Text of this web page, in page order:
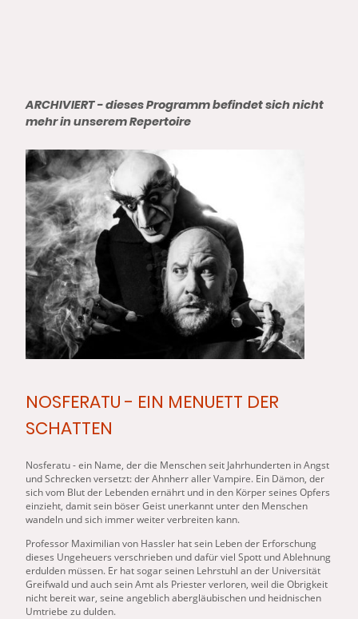
ARCHIVIERT - dieses Programm befindet sich nicht
mehr in unserem Repertoire
NOSFERATU - EIN MENUETT DER
SCHATTEN
Nosferatu - ein Name, der die Menschen seit Jahrhunderten in Angst
und Schrecken versetzt: der Ahnherr aller Vampire. Ein Dämon, der
sich vom Blut der Lebenden ernährt und in den Körper seines Opfers
einzieht, damit sein böser Geist unerkannt unter den Menschen
wandeln und sich immer weiter verbreiten kann.
Professor Maximilian von Hassler hat sein Leben der Erforschung
dieses Ungeheuers verschrieben und dafür viel Spott und Ablehnung
erdulden müssen. Er hat sogar seinen Lehrstuhl an der Universität
Greifwald und auch sein Amt als Priester verloren, weil die Obrigkeit
nicht bereit war, seine angeblich abergläubischen und heidnischen
Umtriebe zu dulden.